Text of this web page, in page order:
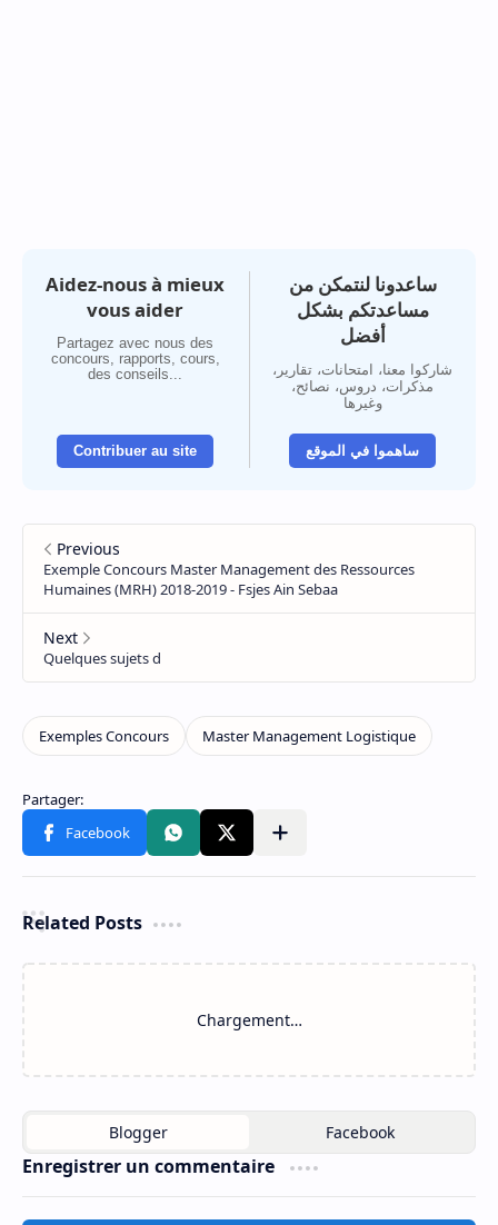
Aidez-nous à mieux
vous aider
Partagez avec nous des
concours, rapports, cours,
des conseils...
Contribuer au site
ساعدونا لنتمكن من
مساعدتكم بشكل
أفضل
شاركوا معنا، امتحانات، تقارير،
مذكرات، دروس، نصائح،
وغيرها
ساهموا في الموقع
Related Posts
Chargement…
Enregistrer un commentaire